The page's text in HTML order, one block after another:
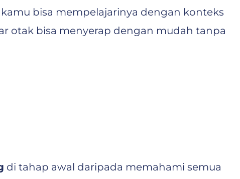
bisa mempelajarinya dengan konteks
otak bisa menyerap dengan mudah tanpa
di tahap awal daripada memahami semua